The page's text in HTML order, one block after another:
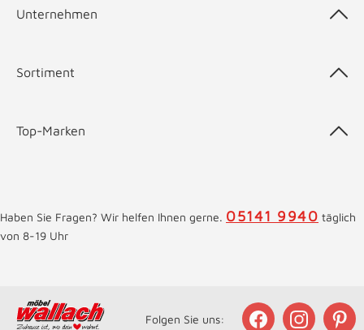
Unternehmen
Sortiment
Top-Marken
Haben Sie Fragen? Wir helfen Ihnen gerne. 05141 9940 täglich
von 8-19 Uhr
Folgen Sie uns: